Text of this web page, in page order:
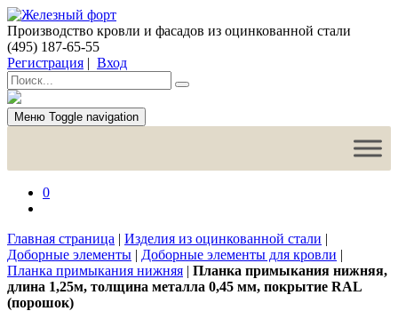
Производство кровли и фасадов из оцинкованной стали
(495) 187-65-55
Регистрация | Вход
Меню Toggle navigation
0
Главная страница | Изделия из оцинкованной стали |
Доборные элементы | Доборные элементы для кровли |
Планка примыкания нижняя | Планка примыкания нижняя,
длина 1,25м, толщина металла 0,45 мм, покрытие RAL
(порошок)